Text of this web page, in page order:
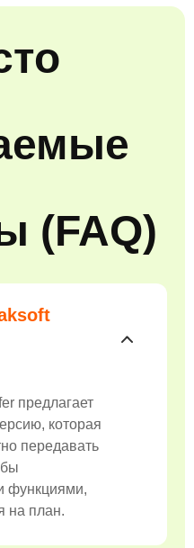
(FAQ)
предлагает
которая
передавать
функциями,
на план.